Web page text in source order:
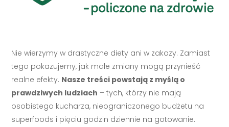
Nie wierzymy w drastyczne diety ani w zakazy. Zamiast
tego pokazujemy, jak małe zmiany mogą przynieść
realne efekty. Nasze treści powstają z myślą o
prawdziwych ludziach – tych, którzy nie mają
osobistego kucharza, nieograniczonego budżetu na
superfoods i pięciu godzin dziennie na gotowanie.